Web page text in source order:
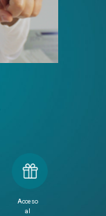
Acceso
al